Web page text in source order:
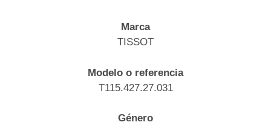
Marca
TISSOT
Modelo o referencia
T115.427.27.031
Género